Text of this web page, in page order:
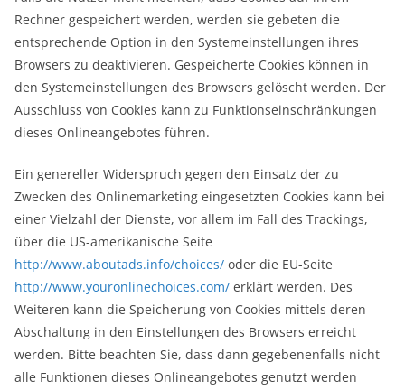
Rechner gespeichert werden, werden sie gebeten die
entsprechende Option in den Systemeinstellungen ihres
Browsers zu deaktivieren. Gespeicherte Cookies können in
den Systemeinstellungen des Browsers gelöscht werden. Der
Ausschluss von Cookies kann zu Funktionseinschränkungen
dieses Onlineangebotes führen.
Ein genereller Widerspruch gegen den Einsatz der zu
Zwecken des Onlinemarketing eingesetzten Cookies kann bei
einer Vielzahl der Dienste, vor allem im Fall des Trackings,
über die US-amerikanische Seite
http://www.aboutads.info/choices/ oder die EU-Seite
http://www.youronlinechoices.com/ erklärt werden. Des
Weiteren kann die Speicherung von Cookies mittels deren
Abschaltung in den Einstellungen des Browsers erreicht
werden. Bitte beachten Sie, dass dann gegebenenfalls nicht
alle Funktionen dieses Onlineangebotes genutzt werden